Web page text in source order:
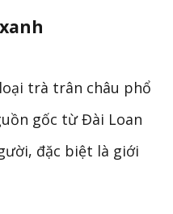
trà trân châu phổ
gốc từ Đài Loan
đặc biệt là giới